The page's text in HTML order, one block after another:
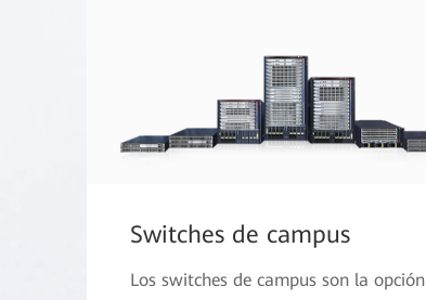
Switches de campus
Los switches de campus son la opción